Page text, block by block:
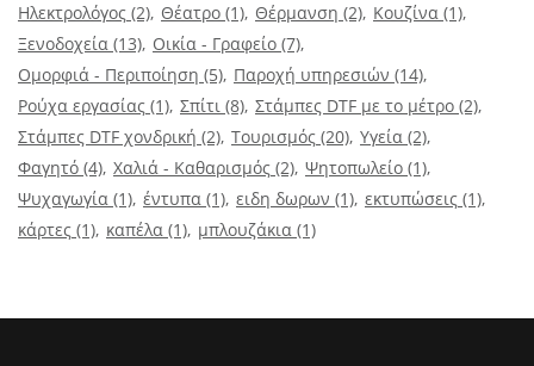
Ηλεκτρολόγος (2) Θέατρο (1) Θέρμανση (2) Κουζίνα (1)
Ξενοδοχεία (13) Οικία - Γραφείο (7)
Ομορφιά - Περιποίηση (5) Παροχή υπηρεσιών (14)
Ρούχα εργασίας (1) Σπίτι (8) Στάμπες DTF με το μέτρο (2)
Στάμπες DTF χονδρική (2) Τουρισμός (20) Υγεία (2)
Φαγητό (4) Χαλιά - Καθαρισμός (2) Ψητοπωλείο (1)
Ψυχαγωγία (1) έντυπα (1) ειδη δωρων (1) εκτυπώσεις (1)
κάρτες (1) καπέλα (1) μπλουζάκια (1)